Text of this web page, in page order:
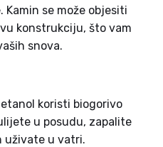
se može objesiti
konstrukciju, što vam
snova.
koristi biogorivo
u posudu, zapalite
uživate u vatri.